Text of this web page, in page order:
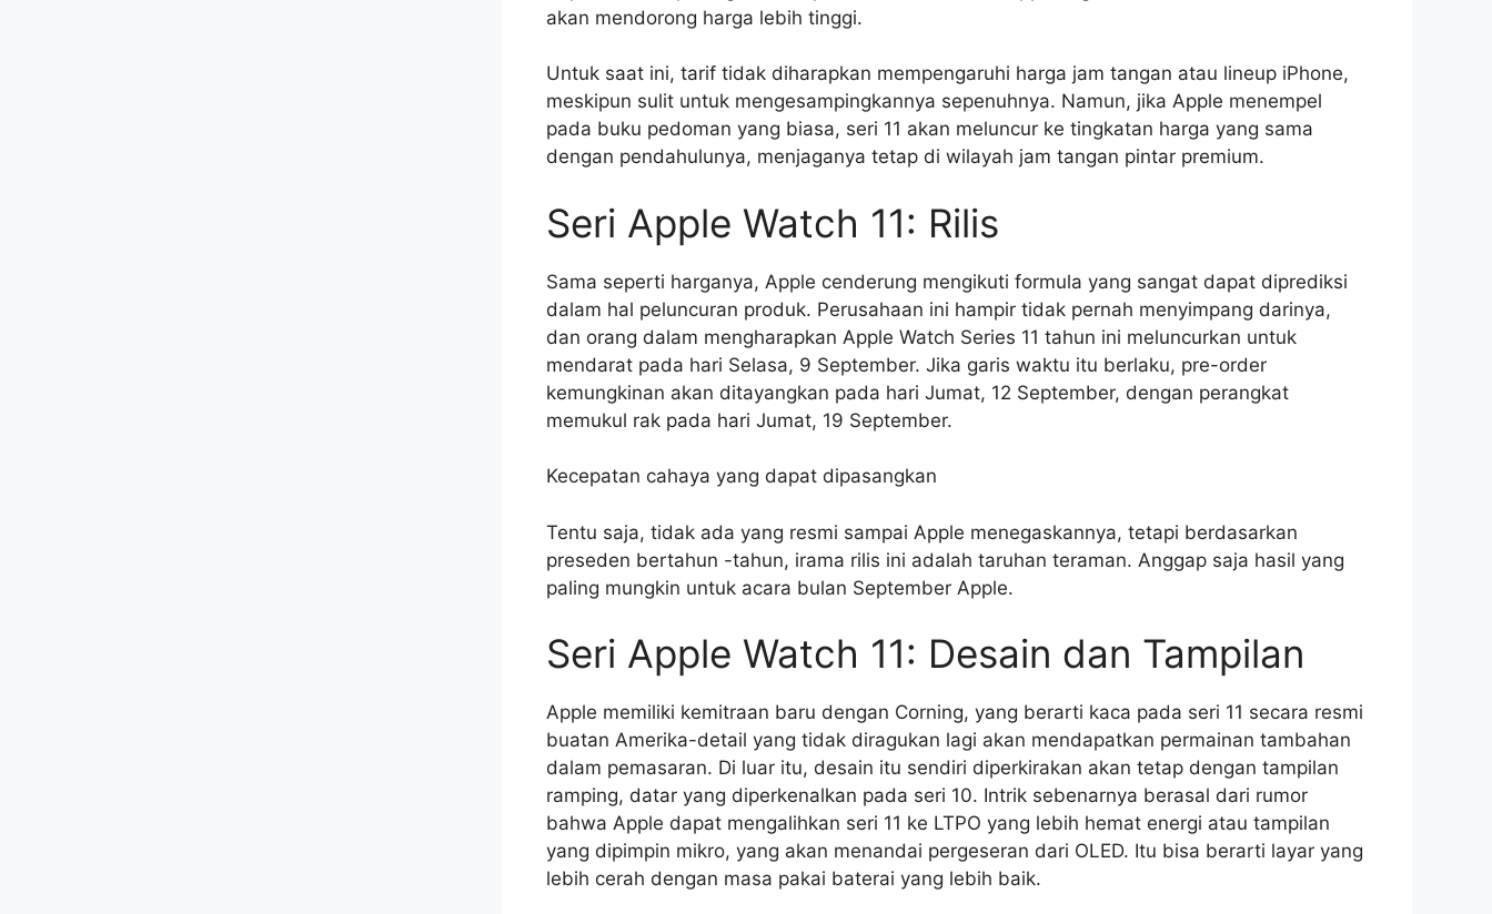
akan mendorong harga lebih tinggi.
Untuk saat ini, tarif tidak diharapkan mempengaruhi harga jam tangan atau lineup iPhone,
meskipun sulit untuk mengesampingkannya sepenuhnya. Namun, jika Apple menempel
pada buku pedoman yang biasa, seri 11 akan meluncur ke tingkatan harga yang sama
dengan pendahulunya, menjaganya tetap di wilayah jam tangan pintar premium.
Seri Apple Watch 11: Rilis
Sama seperti harganya, Apple cenderung mengikuti formula yang sangat dapat diprediksi
dalam hal peluncuran produk. Perusahaan ini hampir tidak pernah menyimpang darinya,
dan orang dalam mengharapkan Apple Watch Series 11 tahun ini meluncurkan untuk
mendarat pada hari Selasa, 9 September. Jika garis waktu itu berlaku, pre-order
kemungkinan akan ditayangkan pada hari Jumat, 12 September, dengan perangkat
memukul rak pada hari Jumat, 19 September.
Kecepatan cahaya yang dapat dipasangkan
Tentu saja, tidak ada yang resmi sampai Apple menegaskannya, tetapi berdasarkan
preseden bertahun -tahun, irama rilis ini adalah taruhan teraman. Anggap saja hasil yang
paling mungkin untuk acara bulan September Apple.
Seri Apple Watch 11: Desain dan Tampilan
Apple memiliki kemitraan baru dengan Corning, yang berarti kaca pada seri 11 secara resmi
buatan Amerika-detail yang tidak diragukan lagi akan mendapatkan permainan tambahan
dalam pemasaran. Di luar itu, desain itu sendiri diperkirakan akan tetap dengan tampilan
ramping, datar yang diperkenalkan pada seri 10. Intrik sebenarnya berasal dari rumor
bahwa Apple dapat mengalihkan seri 11 ke LTPO yang lebih hemat energi atau tampilan
yang dipimpin mikro, yang akan menandai pergeseran dari OLED. Itu bisa berarti layar yang
lebih cerah dengan masa pakai baterai yang lebih baik.